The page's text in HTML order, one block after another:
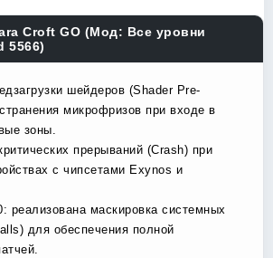
Croft GO (Мод: Все уровни
5566)
шейдеров (Shader Pre-
микрофризов при входе в
зоны.
прерываний (Crash) при
с чипсетами Exynos и
реализована маскировка системных
для обеспечения полной